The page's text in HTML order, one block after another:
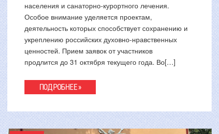
населения и санаторно-курортного лечения.
Особое внимание уделяется проектам,
деятельность которых способствует сохранению и
укреплению российских духовно-нравственных
ценностей. Прием заявок от участников
продлится до 31 октября текущего года. Во[…]
ПОДРОБНЕЕ »